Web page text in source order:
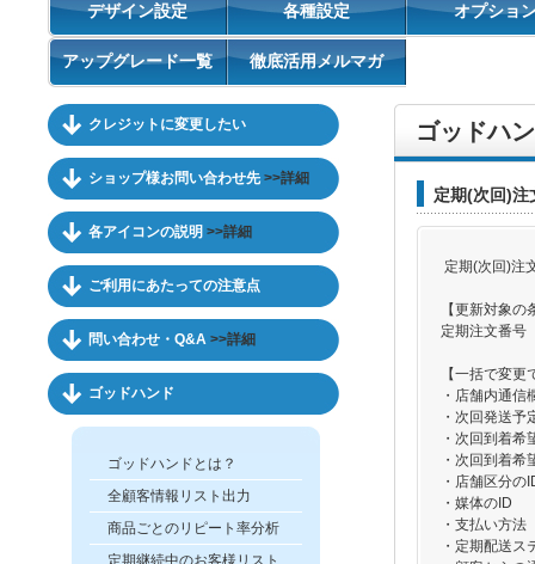
デザイン設定 各種設定 オプショ
アップグレード一覧 徹底活用メルマガ
クレジットに変更したい
ショップ様お問い合わせ先 >>詳細
各アイコンの説明 >>詳細
ご利用にあたっての注意点
問い合わせ・Q&A >>詳細
ゴッドハンド
ゴッドハンドとは？
全顧客情報リスト出力
商品ごとのリピート率分析
定期継続中のお客様リスト
ゴッドハ
定期(次回)注
定期(次回)注
【更新対象の
定期注文番号
【一括で変
・店舗内通信
・次回発送予
・次回到着希
・次回到着希
・店舗区分の
・媒体のID
・支払い方法
・定期配送ス